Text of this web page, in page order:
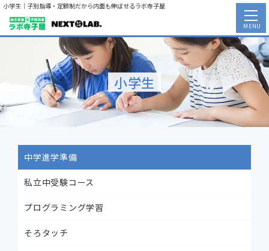
小学生｜子別指導・定額制だから内面も伸ばせるラボ寺子屋
MENU
小学生
中学進学準備
私立中受験コース
プログラミング学習
そろタッチ